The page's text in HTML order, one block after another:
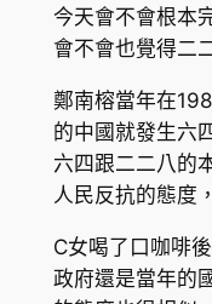
今天會不會根本
會不會也覺得二
鄭南榕當年在
的中國就發生六
六四跟二二八的
人民反抗的態度
C女喝了口咖啡
政府還是當年的